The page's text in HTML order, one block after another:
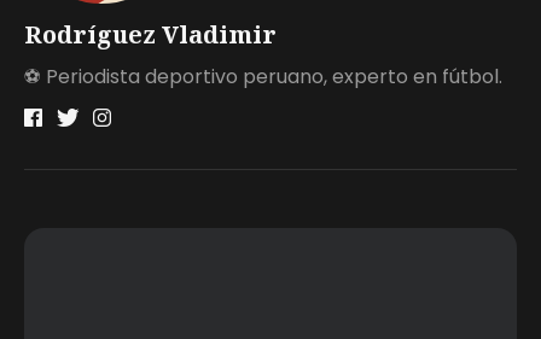
Rodríguez Vladimir
⚽ Periodista deportivo peruano, experto en fútbol.